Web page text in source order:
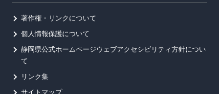
著作権・リンクについて
個人情報保護について
静岡県公式ホームページウェブアクセシビリティ方針につい
て
リンク集
サイトマップ